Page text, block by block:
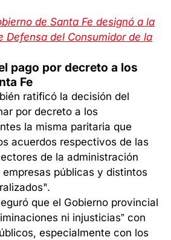
de Santa Fe designó a la
Defensa del Consumidor de la
pago por decreto a los
Fe
ratificó la decisión del
por decreto a los
la misma paritaria que
acuerdos respectivos de las
de la administración
públicas y distintos
que el Gobierno provincial
ni injusticias” con
especialmente con los